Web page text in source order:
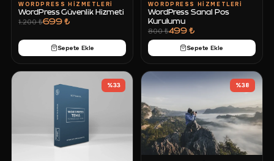
WORDPRESS HIZMETLERI
WordPress Güvenlik Hizmeti
1.200 ₺699 ₺
Sepete Ekle
WORDPRESS HIZMETLERI
WordPress Sanal Pos
Kurulumu
800 ₺499 ₺
Sepete Ekle
%33 %38